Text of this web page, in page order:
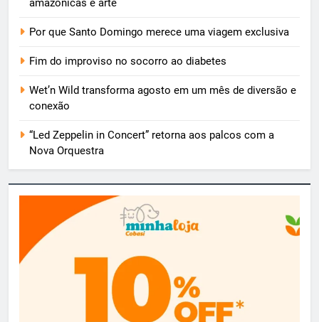
Por que Santo Domingo merece uma viagem exclusiva
Fim do improviso no socorro ao diabetes
Wet’n Wild transforma agosto em um mês de diversão e
conexão
“Led Zeppelin in Concert” retorna aos palcos com a
Nova Orquestra